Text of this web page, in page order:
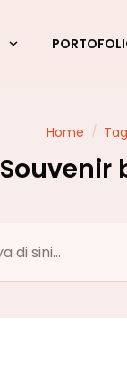
Home /
Souvenir